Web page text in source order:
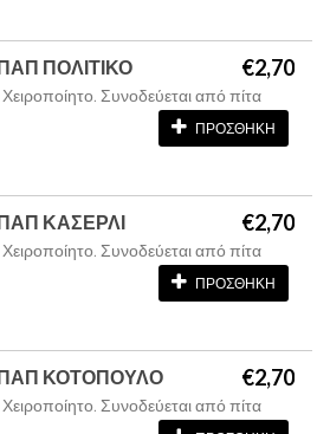
ΠΟΛΙΤΙΚΟ €2,70
Συνοδεύεται από πίτα
ΠΡΟΣΘΗΚΗ
ΚΑΣΕΡΛΙ €2,70
Συνοδεύεται από πίτα
ΠΡΟΣΘΗΚΗ
ΚΟΤΟΠΟΥΛΟ €2,70
Συνοδεύεται από πίτα